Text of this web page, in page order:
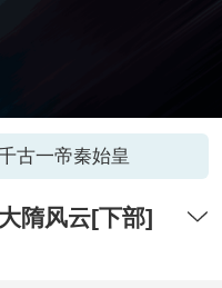
古一帝秦始皇
隋风云[下部]